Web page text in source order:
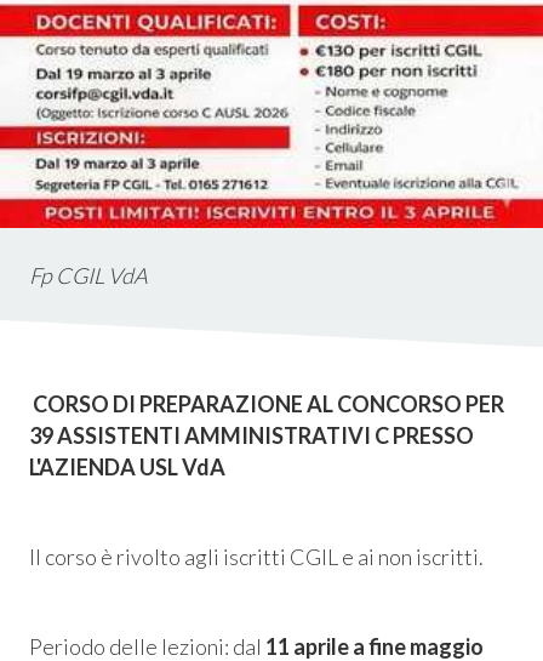
Fp CGIL VdA
CORSO DI PREPARAZIONE AL CONCORSO PER
39 ASSISTENTI AMMINISTRATIVI C PRESSO
L'AZIENDA USL VdA
Il corso è rivolto agli iscritti CGIL e ai non iscritti.
Periodo delle lezioni: dal 11 aprile a fine maggio